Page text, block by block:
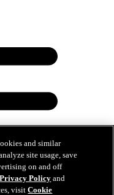
and similar
site usage, save
on and off
Privacy Policy and
visitCookie